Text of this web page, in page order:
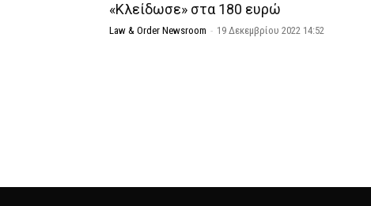
«Κλείδωσε» στα 180 ευρώ
Law & Order Newsroom - 19 Δεκεμβρίου 2022 14:52